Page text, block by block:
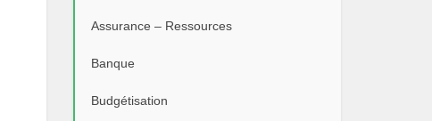
Assurance – Ressources
Banque
Budgétisation